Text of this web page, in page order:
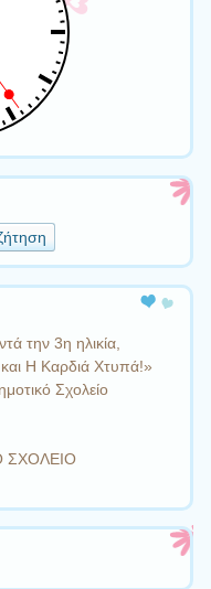
την 3η ηλικία,
Η Καρδιά Χτυπά!»
Σχολείο
ΣΧΟΛΕΙΟ